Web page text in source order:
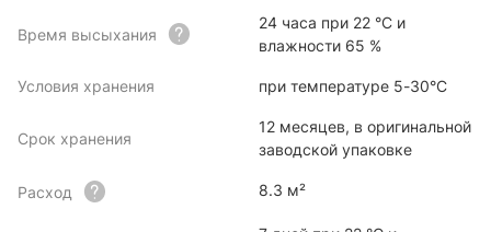
Время высыхания
24 часа при 22 °C и
влажности 65 %
Условия хранения при температуре 5-30°С
Срок хранения
12 месяцев, в оригинальной
заводской упаковке
Расход 8.3 м²